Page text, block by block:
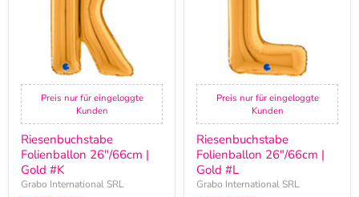
Preis nur für eingeloggte
Kunden
Riesenbuchstabe
Folienballon 26"/66cm |
Gold #K
Grabo International SRL
Preis nur für eingeloggte
Kunden
Riesenbuchstabe
Folienballon 26"/66cm |
Gold #L
Grabo International SRL